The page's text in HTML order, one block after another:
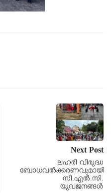
Next Post
ലഹരി വിരുദ്ധ
ബോധവൽക്കരണവുമായി
സി.എൽ.സി.
യുവജനങ്ങൾ